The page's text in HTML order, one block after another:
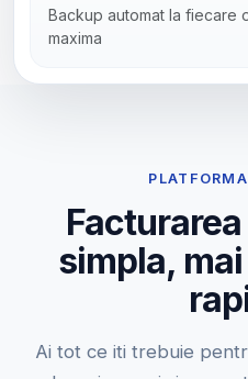
Backup automat la fiecare
maxima
simpla,
Ai tot ce iti trebuie